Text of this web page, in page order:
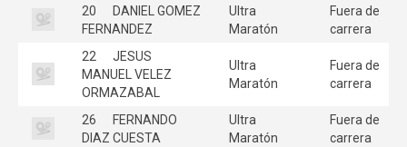
20
DANIEL GOMEZ
FERNANDEZ
Ultra
Maratón
Fuera de
carrera
22
JESUS
MANUEL VELEZ
ORMAZABAL
Ultra
Maratón
Fuera de
carrera
26
FERNANDO
DIAZ CUESTA
Ultra
Maratón
Fuera de
carrera